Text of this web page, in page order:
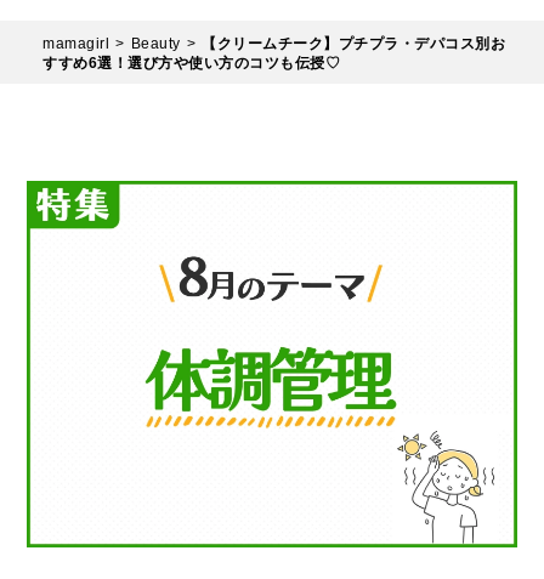
mamagirl Beauty
【クリームチーク】プチプラ・デパコス別お
すすめ6選！選び方や使い方のコツも伝授♡